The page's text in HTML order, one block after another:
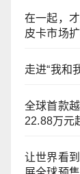
在一起，
皮卡市场
走进“我和
全球首款
22.88万元
让世界看